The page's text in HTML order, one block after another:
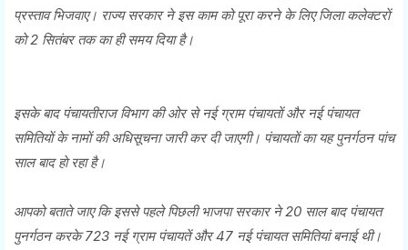
प्रस्ताव भिजवाए। राज्य सरकार ने इस काम को पूरा करने के लिए जिला कलेक्टराें
काे 2 सितंबर तक का ही समय दिया है।
इसके बाद पंचायतीराज विभाग की ओर से नई ग्राम पंचायताें और नई पंचायत
समितियाें के नामाें की अधिसूचना जारी कर दी जाएगी। पंचायताें का यह पुनर्गठन पांच
साल बाद हाे रहा है।
आपको बताते जाए कि इससे पहले पिछली भाजपा सरकार ने 20 साल बाद पंचायत
पुनर्गठन करके 723 नई ग्राम पंचायतें और 47 नई पंचायत समितियां बनाई थी।